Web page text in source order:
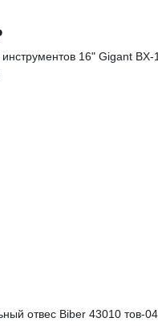
16" Gigant BX-
отвес Biber 43010 тов-